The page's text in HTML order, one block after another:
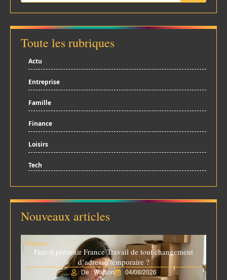
Toute les rubriques
Actu
Entreprise
Famille
Finance
Loisirs
Tech
Nouveaux articles
Finance
Faut-il prévenir France Travail de tout changement
d’adresse temporaire ?
De : Watson 04/08/2026